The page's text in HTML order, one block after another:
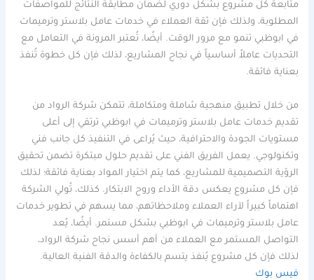
متابعة كل مشروع بشكل دوري لضمان مطابقة النتائج للمواصفات
المطلوبة، ولذلك فإن ثقة العملاء في خدمات عامل بلاستر وترميمات
في ابوظبي تنمو مع مرور الوقت. أيضًا، تُعتبر المرونة في التعامل مع
التحديات عاملاً أساسياً في نجاح المشاريع، لذلك فإن كل خطوة تُنفذ
بعناية فائقة.
من خلال تطبيق منهجية شاملة ومتكاملة، تتمكن شركة الرواد من
تقديم خدمات عامل بلاستر وترميمات في ابوظبي ترتقي إلى أعلى
مستويات الجودة والاحترافية، حيث يُراعى في التنفيذ كل جانب فني
وتكنولوجي. يعمل الفريق الفني على تقديم حلول مبتكرة تضمن تحقيق
الرؤية التصميمية للمشاريع، كما يتم اختيار المواد بعناية فائقة؛ لذلك
فإن كل مشروع يعكس دقة الأداء وروح الابتكار. كذلك، تُولي الشركة
اهتماماً كبيراً لآراء العملاء وملاحظاتهم، مما يسهم في تطوير خدمات
عامل بلاستر وترميمات في ابوظبي بشكل مستمر. أيضًا، يُعد
التواصل المستمر مع العملاء من أهم أسس نجاح شركة الرواد،
لذلك فإن كل مشروع يُنفذ يتسم بالكفاءة والدقة الفنية العالية.
فيس بوك